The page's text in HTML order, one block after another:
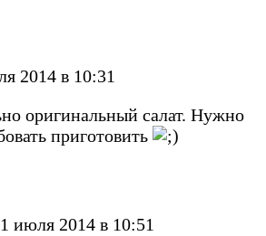
2014 в 10:31
оригинальный салат. Нужно
приготовить
июля 2014 в 10:51